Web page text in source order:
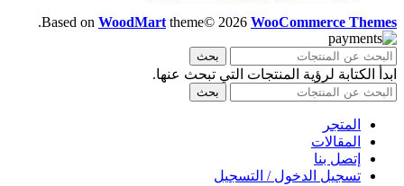
Based on WoodMart theme© 2026 WooCommerce Themes
.
بحث
ابدأ الكتابة لرؤية المنتجات التي تبحث عنها.
بحث
المتجر
المقالات
إتصل بنا
تسجيل الدخول / التسجيل